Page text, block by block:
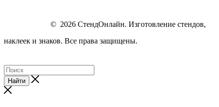
© 2026 СтендОнлайн. Изготовление стендов,
наклеек и знаков. Все права защищены.
Найти